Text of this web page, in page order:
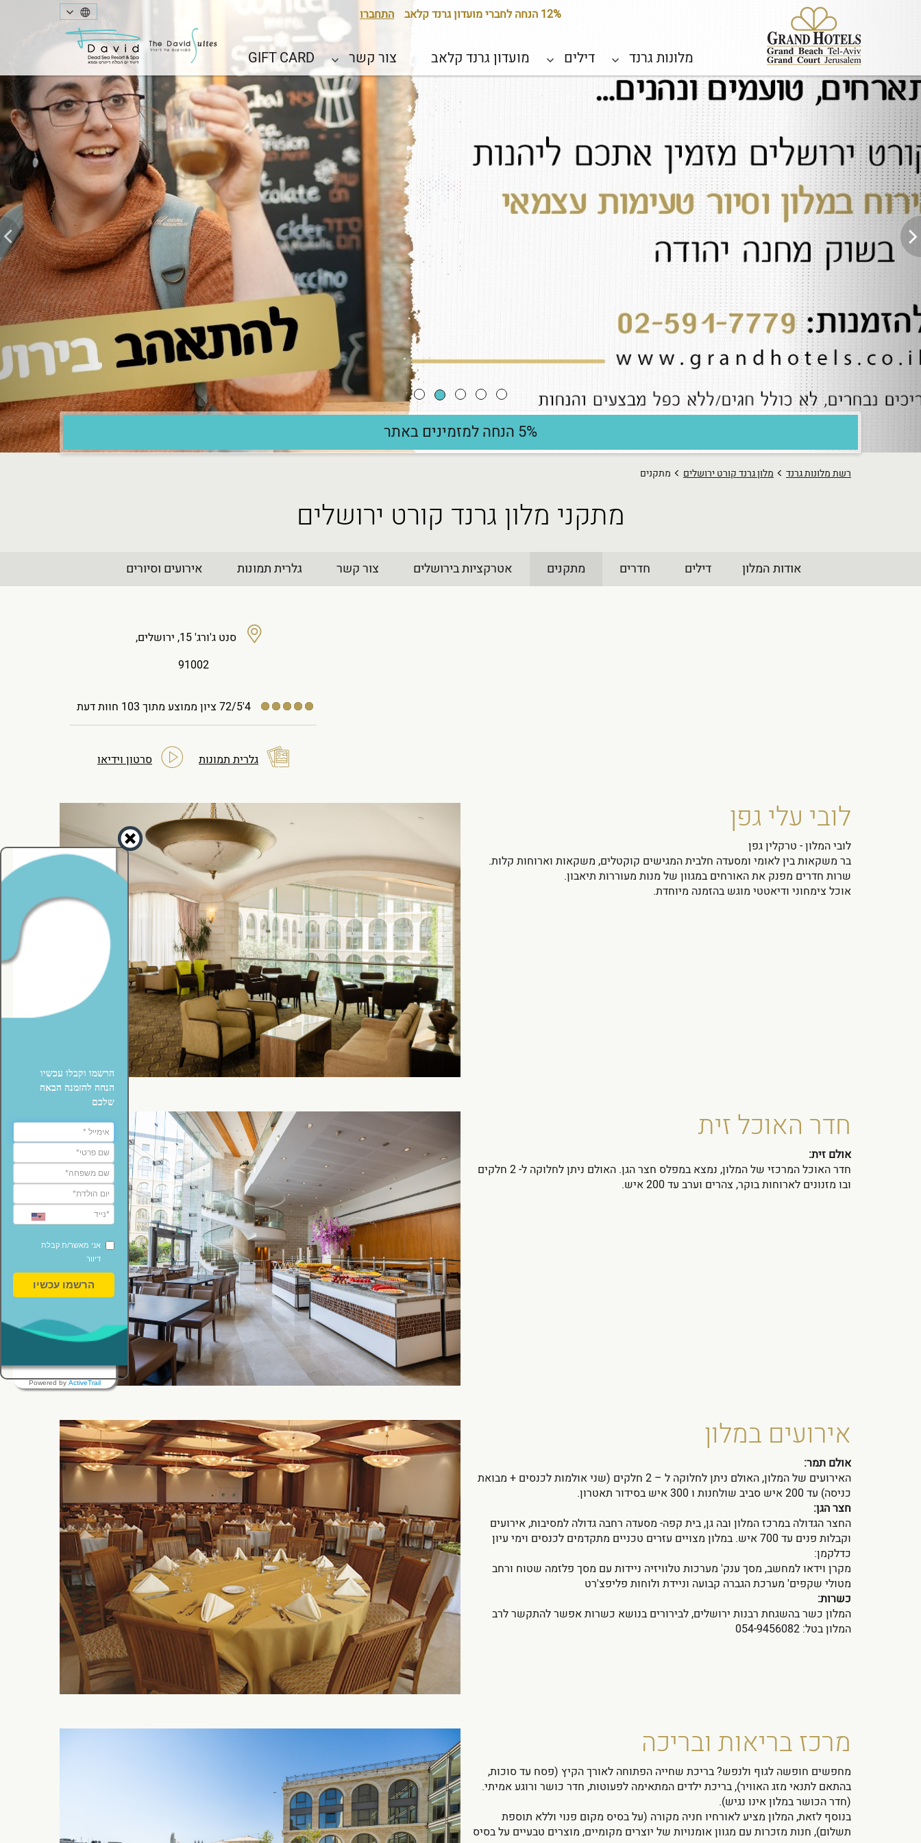
12% הנחה לחברי מועדון גרנד קלאב התחברו
מלונות גרנד דילים מועדון גרנד קלאב צור קשר GIFT CARD
Previous
Next
5% הנחה למזמינים באתר
רשת מלונות גרנד מלון גרנד קורט ירושלים מתקנים
מתקני מלון גרנד קורט ירושלים
אודות המלון דילים חדרים מתקנים אטרקציות בירושלים צור קשר גלרית תמונות אירועים וסיורים
סנט ג'ורג' 15, ירושלים,
91002
4'72/5 ציון ממוצע מתוך 103 חוות דעת
גלרית תמונות סרטון וידיאו
לובי עלי גפן
לובי המלון - טרקלין גפן
בר משקאות בין לאומי ומסעדה חלבית המגישים קוקטלים, משקאות וארוחות קלות.
שרות חדרים מפנק את האורחים במגוון של מנות מעוררות תיאבון.
אוכל צימחוני ודיאטטי מוגש בהזמנה מיוחדת.
חדר האוכל זית
אולם זית:
חדר האוכל המרכזי של המלון, נמצא במפלס חצר הגן. האולם ניתן לחלוקה ל- 2 חלקים
ובו מזנונים לארוחות בוקר, צהרים וערב עד 200 איש.
אירועים במלון
אולם תמר:
האירועים של המלון, האולם ניתן לחלוקה ל – 2 חלקים (שני אולמות לכנסים + מבואת
כניסה) עד 200 איש סביב שולחנות ו 300 איש בסידור תאטרון.
חצר הגן:
החצר הגדולה במרכז המלון ובה גן, בית קפה- מסעדה רחבה גדולה למסיבות, אירועים
וקבלות פנים עד 700 איש. במלון מצויים עזרים טכניים מתקדמים לכנסים וימי עיון
כדלקמן:
מקרן וידאו למחשב, מסך ענק' מערכות טלוויזיה ניידות עם מסך פלזמה שטוח ורחב
מטולי שקפים' מערכת הגברה קבועה וניידת ולוחות פליפצ'רט
כשרות:
המלון כשר בהשגחת רבנות ירושלים, לבירורים בנושא כשרות אפשר להתקשר לרב
המלון בטל: 054-9456082
מרכז בריאות ובריכה
מחפשים חופשה לגוף ולנפש? בריכת שחייה הפתוחה לאורך הקיץ (פסח עד סוכות,
בהתאם לתנאי מזג האוויר), בריכת ילדים המתאימה לפעוטות, חדר כושר ורוגע אמיתי.
(חדר הכושר במלון אינו נגיש).
בנוסף לזאת, המלון מציע לאורחיו חניה מקורה (על בסיס מקום פנוי וללא תוספת
תשלום), חנות מזכרות עם מגוון אומנויות של יוצרים מקומיים, מוצרים טבעיים על בסיס
הרשמו וקבלו עכשיו
הנחה להזמנה הבאה
שלכם
אני מאשר/ת קבלת
דיוור
הרשמו עכשיו
Powered by ActiveTrail